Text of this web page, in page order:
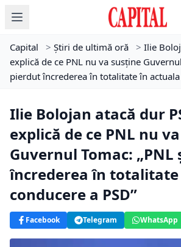
Capital > Știri de ultimă oră > Ilie
explică de ce PNL nu va susține
pierdut încrederea în totalitate în actuala
Ilie Bolojan atacă dur
explică de ce PNL nu
Guvernul Tomac:
încrederea în
conducere a PSD”
Facebook Telegram WhatsApp